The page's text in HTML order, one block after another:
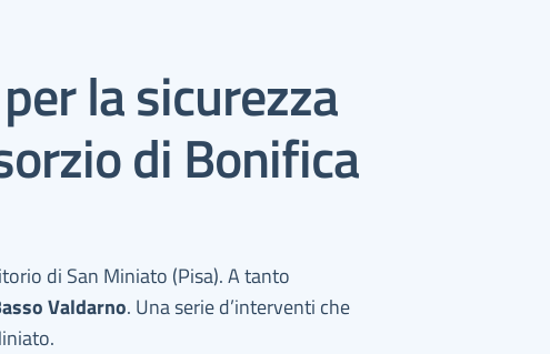
la sicurezza
di Bonifica
di San Miniato (Pisa). A tanto
Valdarno. Una serie d’interventi che